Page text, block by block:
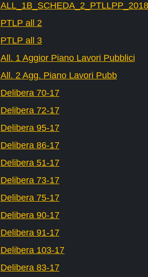
PTLP all 2
PTLP all 3
All. 1 Aggior Piano Lavori Pubblici
All. 2 Agg. Piano Lavori Pubb
Delibera 70-17
Delibera 72-17
Delibera 95-17
Delibera 86-17
Delibera 51-17
Delibera 73-17
Delibera 75-17
Delibera 90-17
Delibera 91-17
Delibera 103-17
Delibera 83-17